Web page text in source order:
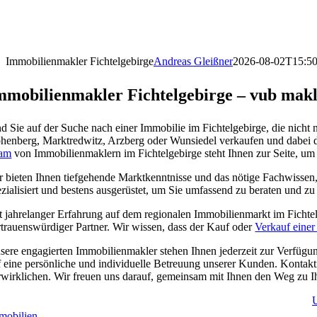
Immobilienmakler FichtelgebirgeAndreas Gleißner2026-08-
Fichtelgebirge – vub
Sie auf der Suche nach einer Immobilie im Fichtelgebirge, die
Marktredwitz, Arzberg oder Wunsiedel verkaufen und dabei
von Immobilienmaklern im Fichtelgebirge steht Ihnen zur Seite,
bieten Ihnen tiefgehende Marktkenntnisse und das nötige
und bestens ausgerüstet, um Sie umfassend zu beraten und
jahrelanger Erfahrung auf dem regionalen Immobilienmarkt im
Partner. Wir wissen, dass der Kauf oderVerkauf
engagierten Immobilienmakler stehen Ihnen jederzeit zur
eine persönliche und individuelle Betreuung unserer Kunden.
Wir freuen uns darauf, gemeinsam mit Ihnen den Weg zu